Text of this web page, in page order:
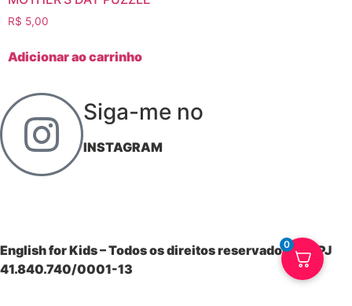
R$ 5,00
Adicionar ao carrinho
Siga-me no
INSTAGRAM
English for Kids – Todos os direitos reservados | CNPJ
41.840.740/0001-13
0